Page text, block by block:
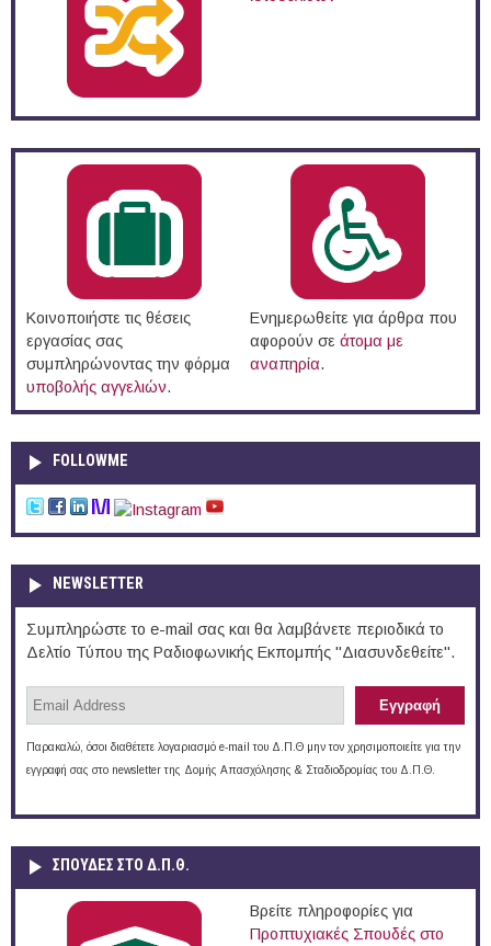
Κοινοποιήστε τις θέσεις
εργασίας σας
συμπληρώνοντας την φόρμα
υποβολής αγγελιών.
Ενημερωθείτε για άρθρα που
αφορούν σε άτομα με
αναπηρία.
FOLLOWME
NEWSLETTER
Συμπληρώστε το e-mail σας και θα λαμβάνετε περιοδικά το
Δελτίο Τύπου της Ραδιοφωνικής Εκπομπής "Διασυνδεθείτε".
Παρακαλώ, όσοι διαθέτετε λογαριασμό e-mail του Δ.Π.Θ μην τον χρησιμοποιείτε για την
εγγραφή σας στο newsletter της Δομής Απασχόλησης & Σταδιοδρομίας του Δ.Π.Θ.
ΣΠΟΥΔΈΣ ΣΤΟ Δ.Π.Θ.
Βρείτε πληροφορίες για
Προπτυχιακές Σπουδές στο